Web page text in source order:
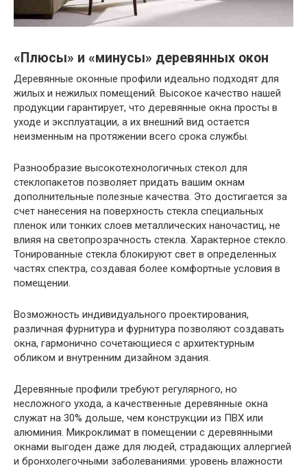
«Плюсы» и «минусы» деревянных окон
Деревянные оконные профили идеально подходят для
жилых и нежилых помещений. Высокое качество нашей
продукции гарантирует, что деревянные окна просты в
уходе и эксплуатации, а их внешний вид остается
неизменным на протяжении всего срока службы.
Разнообразие высокотехнологичных стекол для
стеклопакетов позволяет придать вашим окнам
дополнительные полезные качества. Это достигается за
счет нанесения на поверхность стекла специальных
пленок или тонких слоев металлических наночастиц, не
влияя на светопрозрачность стекла. Характерное стекло.
Тонированные стекла блокируют свет в определенных
частях спектра, создавая более комфортные условия в
помещении.
Возможность индивидуального проектирования,
различная фурнитура и фурнитура позволяют создавать
окна, гармонично сочетающиеся с архитектурным
обликом и внутренним дизайном здания.
Деревянные профили требуют регулярного, но
несложного ухода, а качественные деревянные окна
служат на 30% дольше, чем конструкции из ПВХ или
алюминия. Микроклимат в помещении с деревянными
окнами выгоден даже для людей, страдающих аллергией
и бронхолегочными заболеваниями: уровень влажности